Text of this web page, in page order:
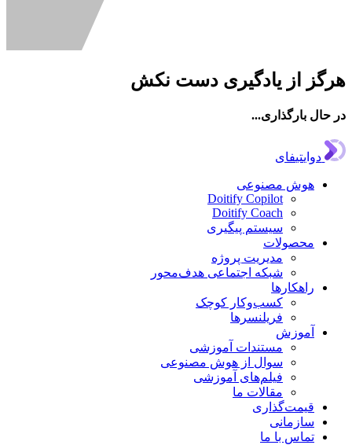
از یادگیری دست نکش
بارگذاری...
دوایتیفای
هوش مصنوعی
Doitify Copilot
Doitify Coach
سیستم پیگیری
محصولات
مدیریت پروژه
شبکه اجتماعی هدف‌محور
راهکارها
کسب‌وکار کوچک
فریلنسرها
آموزش
مستندات آموزشی
سوال از هوش مصنوعی
فیلم‌های آموزشی
مقالات ما
قیمت‌گذاری
سازمانی
تماس با ما